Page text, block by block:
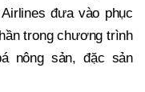
đưa vào phục
trong chương trình
nông sản, đặc sản